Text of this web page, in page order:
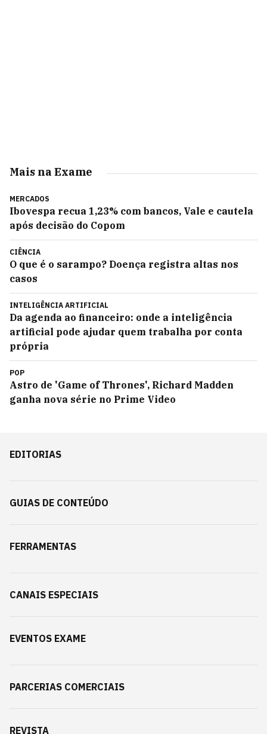
Mais na Exame
MERCADOS
Ibovespa recua 1,23% com bancos, Vale e cautela
após decisão do Copom
CIÊNCIA
O que é o sarampo? Doença registra altas nos
casos
INTELIGÊNCIA ARTIFICIAL
Da agenda ao financeiro: onde a inteligência
artificial pode ajudar quem trabalha por conta
própria
POP
Astro de 'Game of Thrones', Richard Madden
ganha nova série no Prime Video
EDITORIAS
GUIAS DE CONTEÚDO
FERRAMENTAS
CANAIS ESPECIAIS
EVENTOS EXAME
PARCERIAS COMERCIAIS
REVISTA